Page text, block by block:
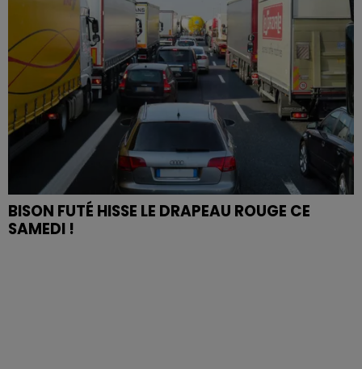
BISON FUTÉ HISSE LE DRAPEAU ROUGE CE
SAMEDI !